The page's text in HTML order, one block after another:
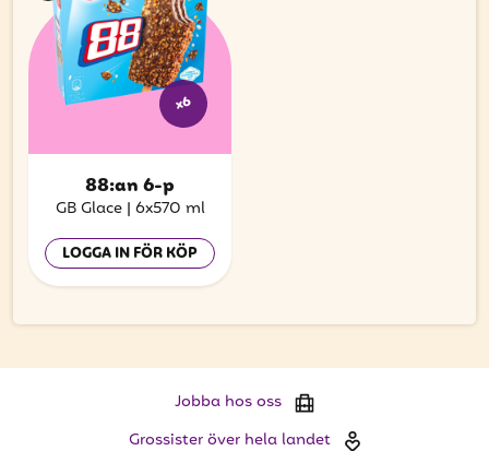
x6
88:an 6-p
GB Glace | 6x570 ml
LOGGA IN FÖR KÖP
Jobba hos oss
Grossister över hela landet